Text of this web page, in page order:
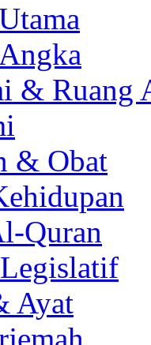
& Ruang
& Obat
Quran
Ayat